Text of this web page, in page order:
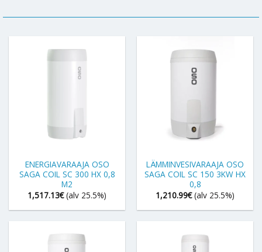
ENERGIAVARAAJA OSO
SAGA COIL SC 300 HX 0,8
M2
1,517.13€ (alv 25.5%)
LÄMMINVESIVARAAJA OSO
SAGA COIL SC 150 3KW HX
0,8
1,210.99€ (alv 25.5%)